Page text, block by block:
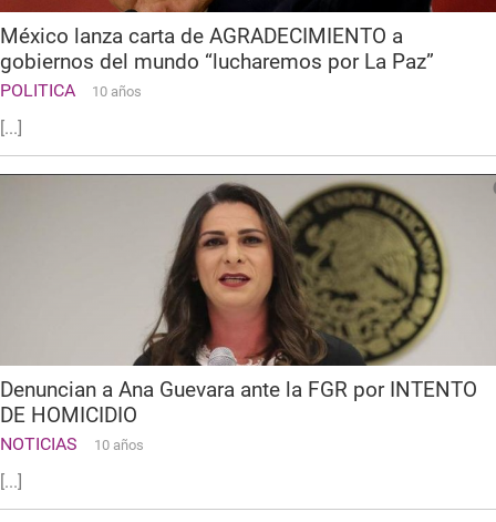
México lanza carta de AGRADECIMIENTO a
gobiernos del mundo “lucharemos por La Paz”
POLITICA 10 años
[...]
Denuncian a Ana Guevara ante la FGR por INTENTO
DE HOMICIDIO
NOTICIAS 10 años
[...]